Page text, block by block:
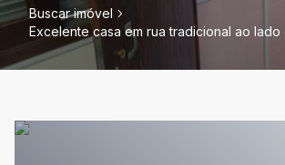
Buscar imóvel
Excelente casa em rua tradicional ao lado